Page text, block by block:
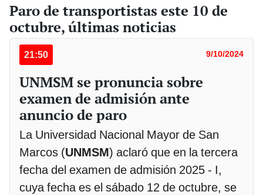
Paro de transportistas este 10 de
octubre, últimas noticias
21:50 9/10/2024
UNMSM se pronuncia sobre
examen de admisión ante
anuncio de paro
La Universidad Nacional Mayor de San
Marcos (UNMSM) aclaró que en la tercera
fecha del examen de admisión 2025 - I,
cuya fecha es el sábado 12 de octubre, se